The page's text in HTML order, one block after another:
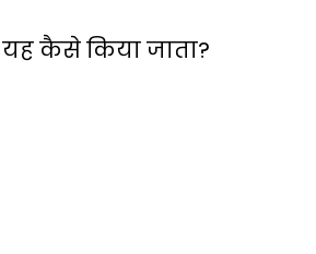
कैसे किया जाता?